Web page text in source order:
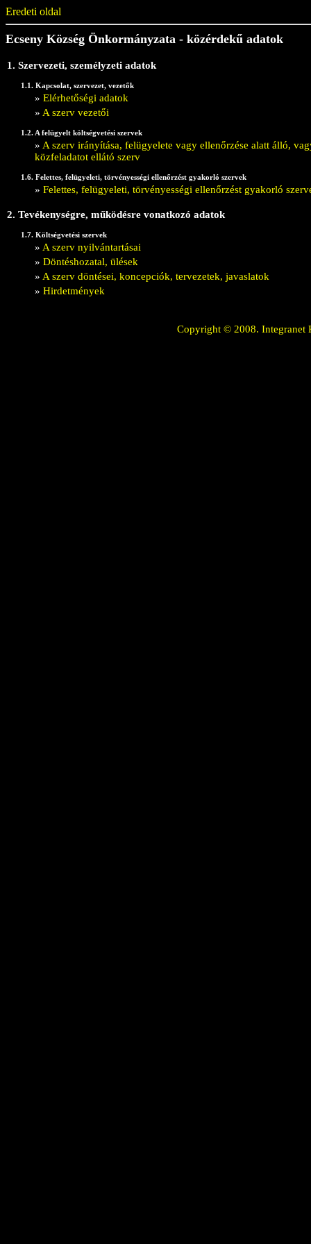
Eredeti oldal
Ecseny Község Önkormányzata - közérdekű adatok
1. Szervezeti, személyzeti adatok
1.1. Kapcsolat, szervezet, vezetők
» Elérhetőségi adatok
» A szerv vezetői
1.2. A felügyelt költségvetési szervek
» A szerv irányítása, felügyelete vagy ellenőrzése alatt álló,
közfeladatot ellátó szerv
1.6. Felettes, felügyeleti, törvényességi ellenőrzést gyakorló szervek
» Felettes, felügyeleti, törvényességi ellenőrzést gyakorló
2. Tevékenységre, működésre vonatkozó adatok
1.7. Költségvetési szervek
» A szerv nyilvántartásai
» Döntéshozatal, ülések
» A szerv döntései, koncepciók, tervezetek, javaslatok
» Hirdetmények
Copyright © 2008. Integranet